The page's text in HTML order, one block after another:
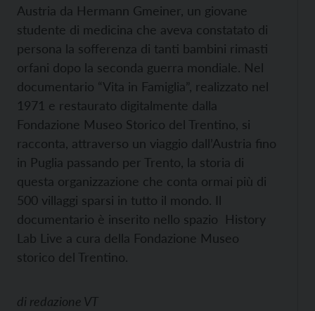
Austria da Hermann Gmeiner, un giovane
studente di medicina che aveva constatato di
persona la sofferenza di tanti bambini rimasti
orfani dopo la seconda guerra mondiale. Nel
documentario “Vita in Famiglia”, realizzato nel
1971 e restaurato digitalmente dalla
Fondazione Museo Storico del Trentino, si
racconta, attraverso un viaggio dall’Austria fino
in Puglia passando per Trento, la storia di
questa organizzazione che conta ormai più di
500 villaggi sparsi in tutto il mondo. Il
documentario è inserito nello spazio History
Lab Live a cura della Fondazione Museo
storico del Trentino.
di redazione VT